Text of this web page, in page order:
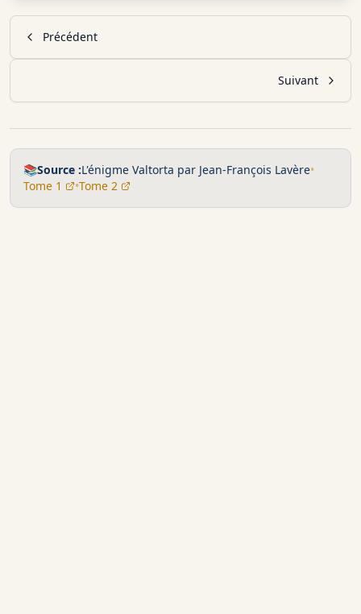
Précédent
Suivant
📚Source :L'énigme Valtorta par Jean-François Lavère•
Tome 1
•Tome 2